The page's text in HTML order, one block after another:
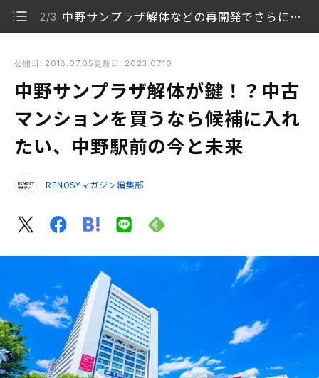
2/3 中野サンプラザ解体などの再開発でさらに駅前が活性化？
入れたい、中野駅前の今と未来
1/3 「サブカルの街」がどう変わる？
中野サンプラザ解体などの再開発でさらに駅前が活性
化？
3/3
公開日: 2018.07.05 更新日: 2023.07.10
中野サンプラザ解体が鍵！？中古
マンションを買うなら候補に入れ
たい、中野駅前の今と未来
RENOSYマガジン編集部